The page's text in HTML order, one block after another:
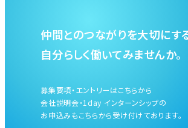
仲間とのつながりを大切にす
自分らしく働いてみませんか。
募集要項・エントリーはこちらから
会社説明会・1day インターンシップの
お申込みもこちらから受け付けております。